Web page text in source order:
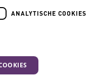
ANALYTISCHE COOKIES